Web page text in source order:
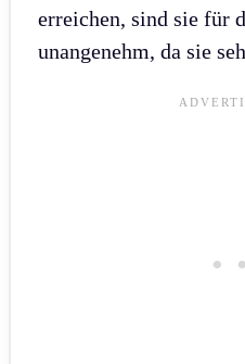
erreichen, sind sie für
unangenehm, da sie